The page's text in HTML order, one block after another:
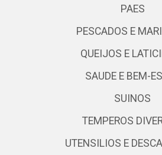
PAES
PESCADOS E
QUEIJOS E
SAUDE E BEM-
SUINOS
TEMPEROS
UTENSILIOS E